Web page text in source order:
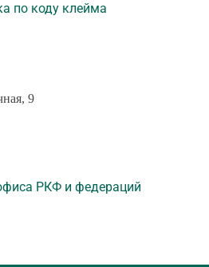
по коду клейма
9
РКФ и федераций